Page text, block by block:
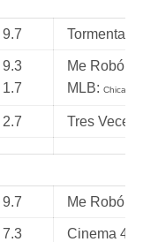
9.7 Tormenta |
9.3
1.7
Me Robó
MLB: Chicago
2.7 Tres Veces
9.7 Me Robó
7.3
Cinema 4: